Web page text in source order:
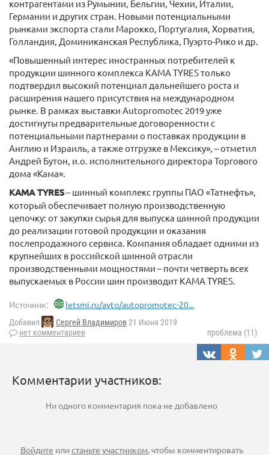
контрагентами из Румынии, Бельгии, Чехии, Италии,
Германии и других стран. Новыми потенциальными
рынками экспорта стали Марокко, Португалия, Хорватия,
Голландия, Доминиканская Республика, Пуэрто-Рико и др.
«Повышенный интерес иностранных потребителей к
продукции шинного комплекса KAMA TYRES только
подтвердил высокий потенциал дальнейшего роста и
расширения нашего присутствия на международном
рынке. В рамках выставки Autopromotec 2019 уже
достигнуты предварительные договоренности с
потенциальными партнерами о поставках продукции в
Англию и Израиль, а также отгрузке в Мексику», – отметил
Андрей Бутон, и.о. исполнительного директора Торгового
дома «Кама».
KAMA TYRES– шинный комплекс группы ПАО «Татнефть»,
который обеспечивает полную производственную
цепочку: от закупки сырья для выпуска шинной продукции
до реализации готовой продукции и оказания
послепродажного сервиса. Компания обладает одними из
крупнейших в российской шинной отрасли
производственными мощностями – почти четверть всех
выпускаемых в России шин производит KAMA TYRES.
Источник: letsmi.ru/avto/autopromotec-20...
Добавил Сергей Владимиров21 Июня 2019
нет комментариев
проблема (11)
Комментарии участников:
Ни одного комментария пока не добавлено
Войдите илистаньте участником, чтобы комментировать